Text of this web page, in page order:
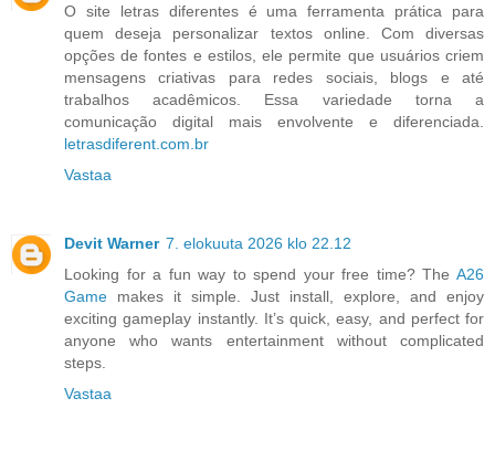
O site letras diferentes é uma ferramenta prática para
quem deseja personalizar textos online. Com diversas
opções de fontes e estilos, ele permite que usuários criem
mensagens criativas para redes sociais, blogs e até
trabalhos acadêmicos. Essa variedade torna a
comunicação digital mais envolvente e diferenciada.
letrasdiferent.com.br
Vastaa
Devit Warner 7. elokuuta 2026 klo 22.12
Looking for a fun way to spend your free time? The A26
Game makes it simple. Just install, explore, and enjoy
exciting gameplay instantly. It’s quick, easy, and perfect for
anyone who wants entertainment without complicated
steps.
Vastaa